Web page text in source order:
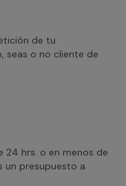
de tu
seas o no cliente de
hrs. o en menos de
un presupuesto a